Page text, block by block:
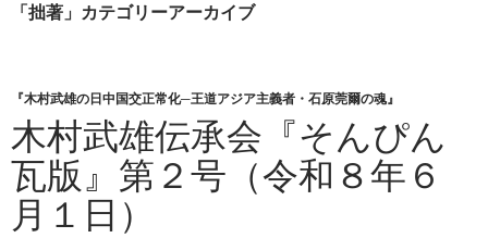
「拙著」カテゴリーアーカイブ
『木村武雄の日中国交正常化─王道アジア主義者・石原莞爾の魂』
木村武雄伝承会『そんぴん
瓦版』第２号（令和８年６
月１日）